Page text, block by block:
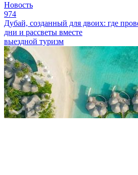
Новость
974
Дубай, созданный для двоих: где
дни и рассветы вместе
выездной туризм